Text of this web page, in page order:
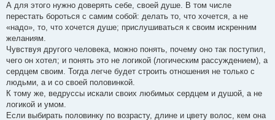
А для этого нужно доверять себе, своей душе. В том числе
перестать бороться с самим собой: делать то, что хочется, а не
«надо», то, что хочется душе; прислушиваться к своим искренним
желаниям.
Чувствуя другого человека, можно понять, почему оно так поступил,
чего он хотел; и понять это не логикой (логическим рассуждением), а
сердцем своим. Тогда легче будет строить отношения не только с
людьми, а и со своей половинкой.
К тому же, ведруссы искали своих любимых сердцем и душой, а не
логикой и умом.
Если выбирать половинку по возрасту, длине и цвету волос, кем она